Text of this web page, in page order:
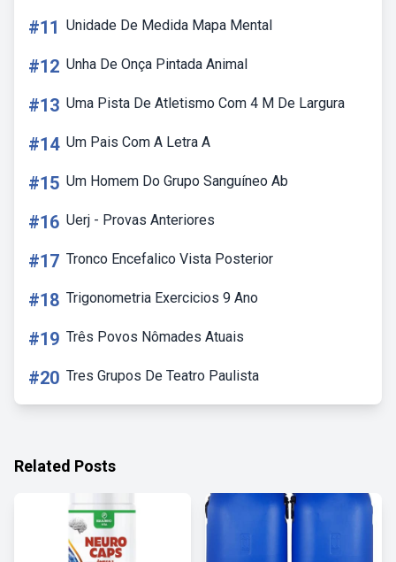
#11 Unidade De Medida Mapa Mental
#12 Unha De Onça Pintada Animal
#13 Uma Pista De Atletismo Com 4 M De Largura
#14 Um Pais Com A Letra A
#15 Um Homem Do Grupo Sanguíneo Ab
#16 Uerj - Provas Anteriores
#17 Tronco Encefalico Vista Posterior
#18 Trigonometria Exercicios 9 Ano
#19 Três Povos Nômades Atuais
#20 Tres Grupos De Teatro Paulista
Related Posts